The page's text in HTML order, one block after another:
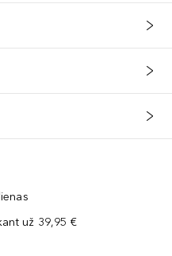
už 39,95 €